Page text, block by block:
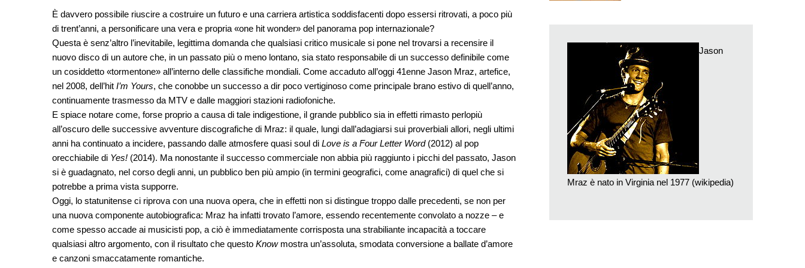
È davvero possibile riuscire a costruire un futuro e una carriera artistica soddisfacenti dopo essersi ritrovati, a poco più
di trent’anni, a personificare una vera e propria «one hit wonder» del panorama pop internazionale?
Questa è senz’altro l’inevitabile, legittima domanda che qualsiasi critico musicale si pone nel trovarsi a recensire il
nuovo disco di un autore che, in un passato più o meno lontano, sia stato responsabile di un successo definibile come
un cosiddetto «tormentone» all’interno delle classifiche mondiali. Come accaduto all’oggi 41enne Jason Mraz, artefice,
nel 2008, dell’hit I’m Yours, che conobbe un successo a dir poco vertiginoso come principale brano estivo di quell’anno,
continuamente trasmesso da MTV e dalle maggiori stazioni radiofoniche.
E spiace notare come, forse proprio a causa di tale indigestione, il grande pubblico sia in effetti rimasto perlopiù
all’oscuro delle successive avventure discografiche di Mraz: il quale, lungi dall’adagiarsi sui proverbiali allori, negli ultimi
anni ha continuato a incidere, passando dalle atmosfere quasi soul di Love is a Four Letter Word(2012) al pop
orecchiabile di Yes! (2014). Ma nonostante il successo commerciale non abbia più raggiunto i picchi del passato, Jason
si è guadagnato, nel corso degli anni, un pubblico ben più ampio (in termini geografici, come anagrafici) di quel che si
potrebbe a prima vista supporre.
Oggi, lo statunitense ci riprova con una nuova opera, che in effetti non si distingue troppo dalle precedenti, se non per
una nuova componente autobiografica: Mraz ha infatti trovato l’amore, essendo recentemente convolato a nozze – e
come spesso accade ai musicisti pop, a ciò è immediatamente corrisposta una strabiliante incapacità a toccare
qualsiasi altro argomento, con il risultato che questo Knowmostra un’assoluta, smodata conversione a ballate d’amore
e canzoni smaccatamente romantiche.
Jason
Mraz è nato in Virginia nel 1977 (wikipedia)